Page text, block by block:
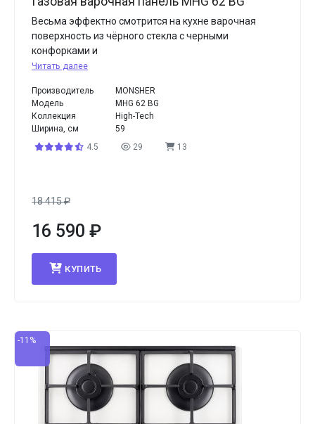
Весьма эффектно смотрится на кухне варочная
поверхность из чёрного стекла с черными
конфорками и
Читать далее
Производитель
MONSHER
Модель
MHG 62 BG
Коллекция
High-Tech
Ширина, см
59
4.5
29 13
18 415₽
16 590 ₽
КУПИТЬ
-11%